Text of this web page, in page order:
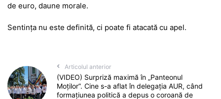
de euro, daune morale.
Sentința nu este definită, ci poate fi atacată cu apel.
Articolul anterior
(VIDEO) Surpriză maximă în „Panteonul
Moților”. Cine s-a aflat în delegația AUR, când
formațiunea politică a depus o coroană de